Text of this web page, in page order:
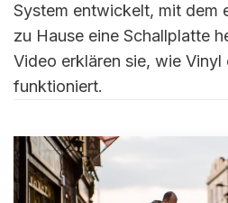
System entwickelt, mit dem
zu Hause eine Schallplatte
Video erklären sie, wie
funktioniert.